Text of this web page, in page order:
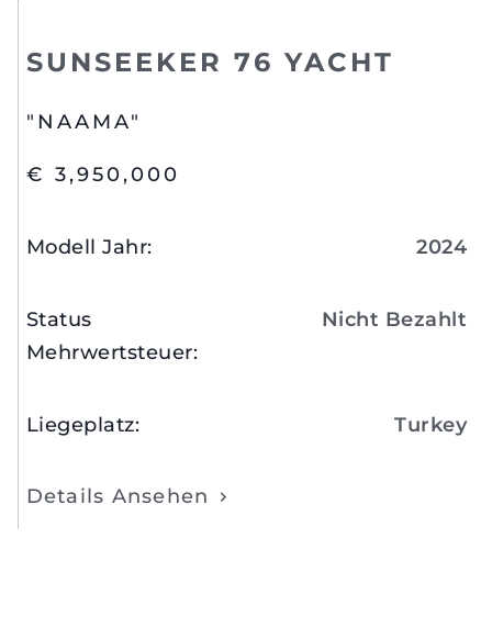
SUNSEEKER 76 YACHT
"NAAMA"
€ 3,950,000
Modell Jahr: 2024
Status
Mehrwertsteuer:
Nicht Bezahlt
Liegeplatz: Turkey
Details Ansehen